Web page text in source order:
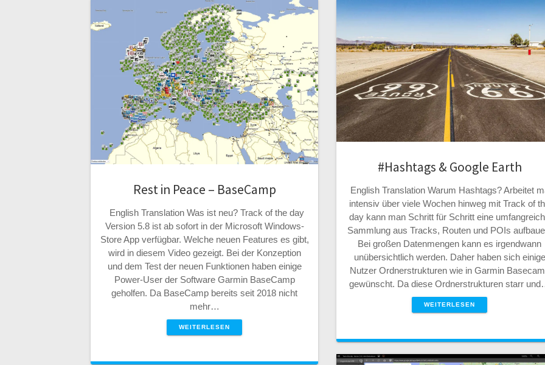
Rest in Peace – BaseCamp
English Translation Was ist neu? Track of the day
Version 5.8 ist ab sofort in der Microsoft Windows-
Store App verfügbar. Welche neuen Features es gibt,
wird in diesem Video gezeigt. Bei der Konzeption
und dem Test der neuen Funktionen haben einige
Power-User der Software Garmin BaseCamp
geholfen. Da BaseCamp bereits seit 2018 nicht
mehr…
WEITERLESEN
#Hashtags & Google Earth
English Translation Warum Hashtags? Arbeitet
intensiv über viele Wochen hinweg mit Track of
day kann man Schritt für Schritt eine
Sammlung aus Tracks, Routen und POIs
Bei großen Datenmengen kann es irgendwann
unübersichtlich werden. Daher haben sich einige
Nutzer Ordnerstrukturen wie in Garmin
gewünscht. Da diese Ordnerstrukturen starr
WEITERLESEN